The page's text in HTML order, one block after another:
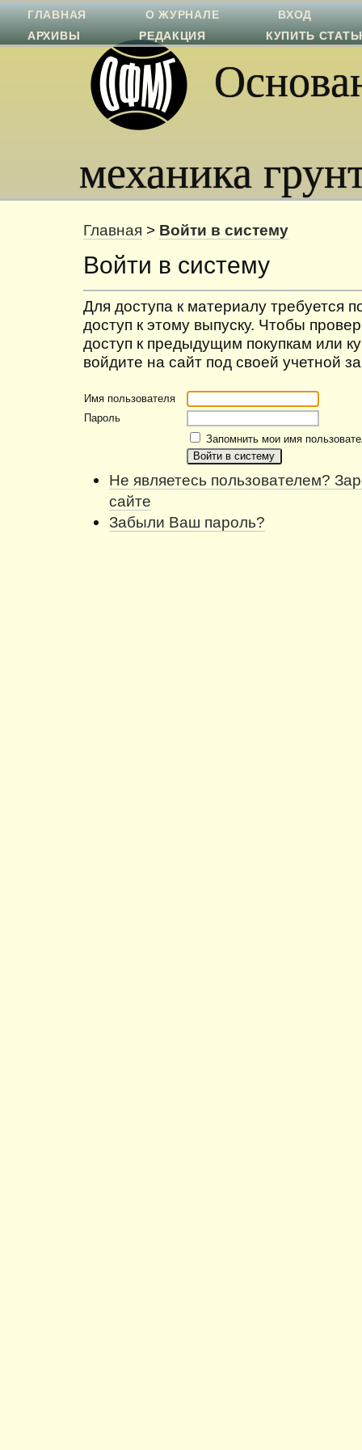
механика
ГЛАВНАЯ О ЖУРНАЛЕ
ВХОД
АРХИВЫ
РЕДАКЦИЯ КУПИТЬ
Главная > Войти в систему
Войти в систему
Для доступа к материалу требуется
доступ к этому выпуску. Чтобы
доступ к предыдущим покупкам или
войдите на сайт под своей учетной
Имя пользователя
Пароль
Запомнить мои имя
Не являетесь пользователем?
сайте
Забыли Ваш пароль?